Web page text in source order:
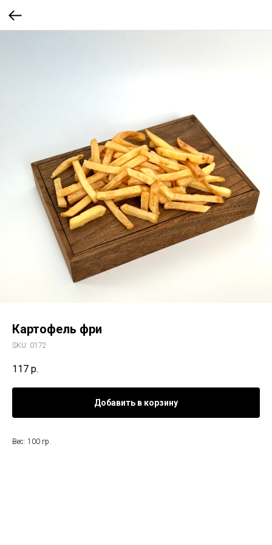
Картофель фри
SKU: 0172
117 р.
Добавить в корзину
Вес: 100 гр.